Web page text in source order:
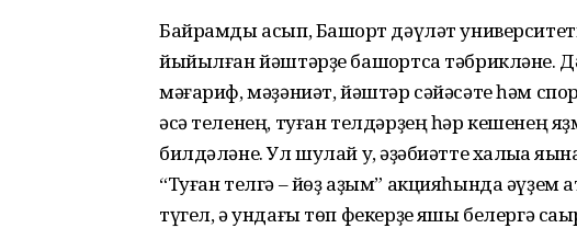
Байрамды асып, Башҡорт дәүләт
йыйылған йәштәрҙе башҡортса
мәғариф, мәҙәниәт, йәштәр сәйәсәте һәм
әсә теленең, туған телдәрҙең һәр кешенең
билдәләне. Ул шулай уҡ, әҙәбиәтте халыҡҡа
“Туған телгә – йөҙ аҙым” акцияһында әүҙем
түгел, ә ундағы төп фекерҙе яҡшы белергә